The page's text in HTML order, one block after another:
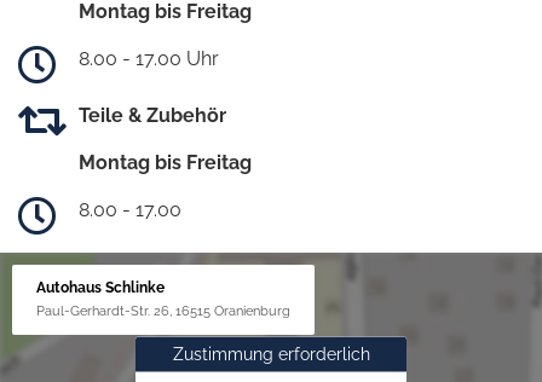
Montag bis Freitag
8.00 - 17.00 Uhr
Teile & Zubehör
Montag bis Freitag
8.00 - 17.00
Autohaus Schlinke
Paul-Gerhardt-Str. 26, 16515 Oranienburg
Zustimmung erforderlich